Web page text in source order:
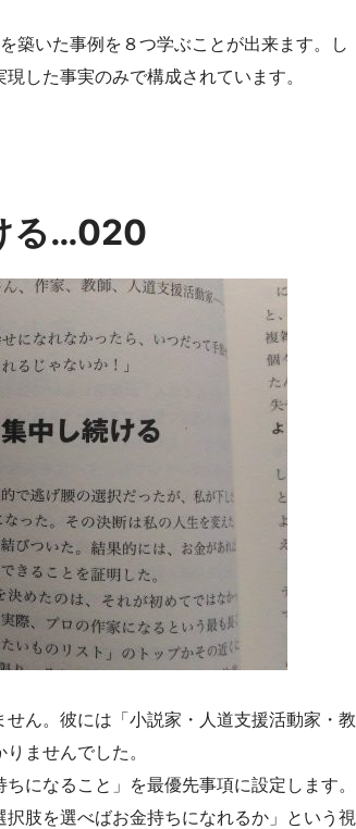
築いた事例を８つ学ぶことが出来ます。し
した事実のみで構成されています。
る…020
ん。彼には「小説家・人道支援活動家・教
ませんでした。
になること」を最優先事項に設定します。
肢を選べばお金持ちになれるか」という視